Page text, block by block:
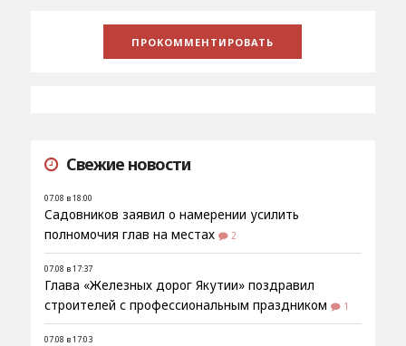
Свежие новости
07.08 в 18:00
Садовников заявил о намерении усилить
полномочия глав на местах
2
07.08 в 17:37
Глава «Железных дорог Якутии» поздравил
строителей с профессиональным праздником
1
07.08 в 17:03